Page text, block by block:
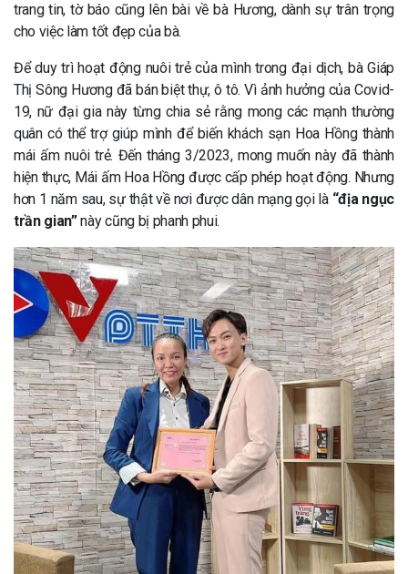
trang tin, tờ báo cũng lên bài về bà Hương, dành sự trân trọng
cho việc làm tốt đẹp của bà.
Để duy trì hoạt động nuôi trẻ của mình trong đại dịch, bà Giáp
Thị Sông Hương đã bán biệt thự, ô tô. Vì ảnh hưởng của Covid-
19, nữ đại gia này từng chia sẻ rằng mong các mạnh thường
quân có thể trợ giúp mình để biến khách sạn Hoa Hồng thành
mái ấm nuôi trẻ. Đến tháng 3/2023, mong muốn này đã thành
hiện thực, Mái ấm Hoa Hồng được cấp phép hoạt động. Nhưng
hơn 1 năm sau, sự thật về nơi được dân mạng gọi là “địa ngục
trần gian”này cũng bị phanh phui.